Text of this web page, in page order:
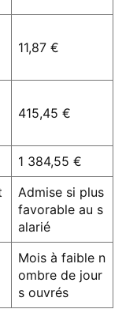
11,87 €
415,45 €
1 384,55 €
Admise si plus
favorable au s
alarié
Mois à faible n
ombre de jour
s ouvrés